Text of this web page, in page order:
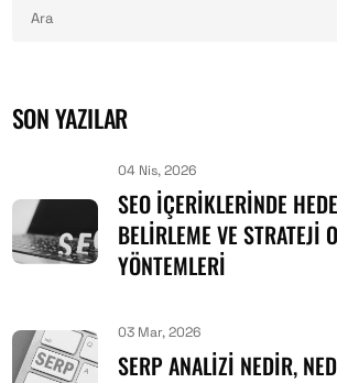
SON YAZILAR
04 Nis, 2026
SEO İÇERIKLERINDE
BELIRLEME VE STRATEJI
YÖNTEMLERI
03 Mar, 2026
SERP ANALIZI NEDIR,